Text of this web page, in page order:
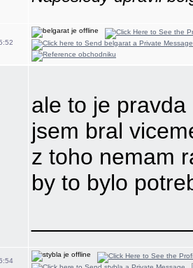
ale to je pravda
jsem bral
z toho nemam
by to bylo